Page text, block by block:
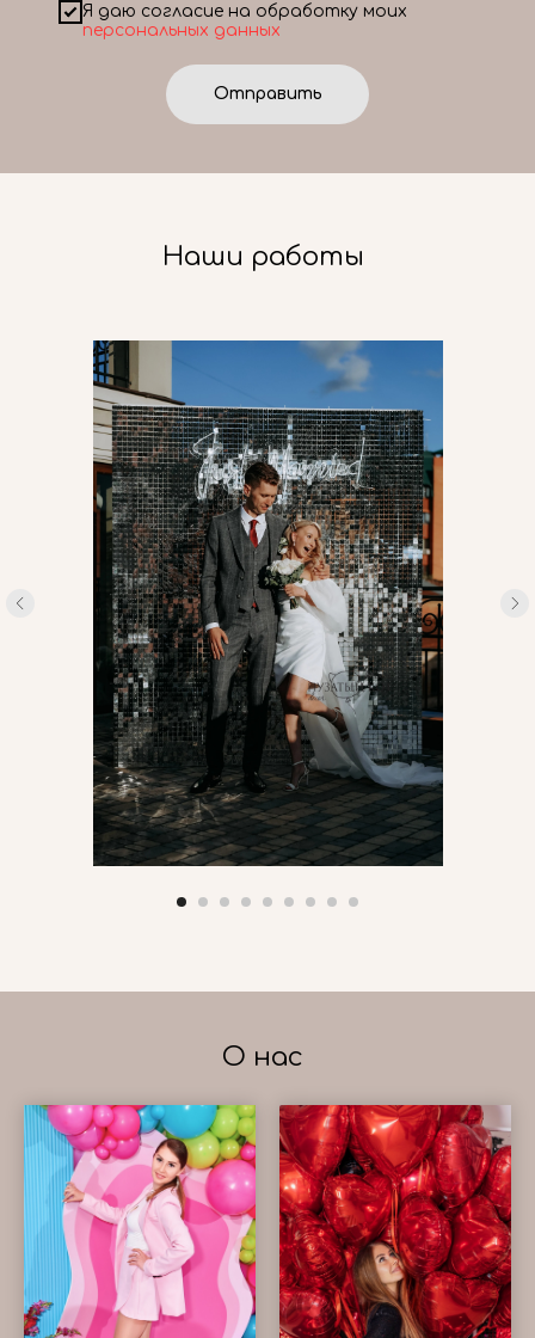
Я даю согласие на обработку моих
персональных данных
Отправить
Наши работы
О нас